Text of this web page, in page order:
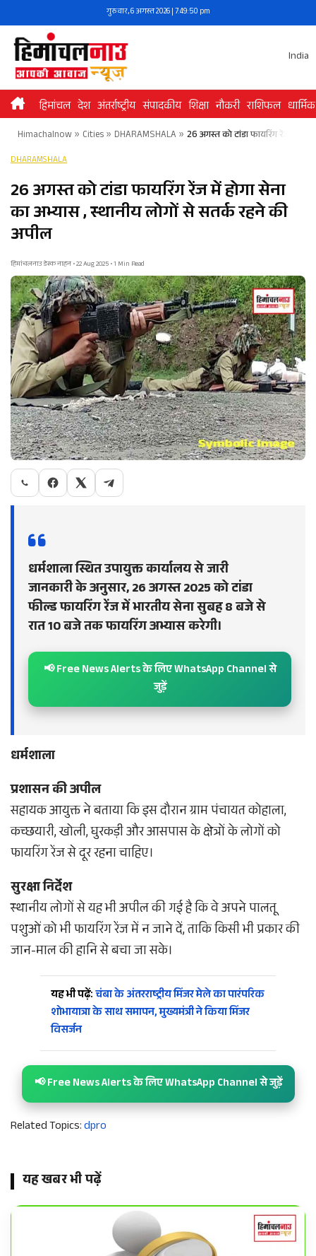
to
content
गुरुवार, 6 अगस्त 2026 | 7:49:50 pm
India
हिमांचल देश अंतर्राष्ट्रीय संपादकीय शिक्षा नौकरी राशिफल धार्मिक
Himachalnow» Cities» DHARAMSHALA » 26 अगस्त को टांडा फायरिंग रेंज में
DHARAMSHALA
26 अगस्त को टांडा फायरिंग रेंज में होगा सेना
का अभ्यास , स्थानीय लोगों से सतर्क रहने की
अपील
हिमांचलनाउ डेस्क नाहन • 22 Aug 2025 • 1 Min Read
धर्मशाला स्थित उपायुक्त कार्यालय से जारी
जानकारी के अनुसार, 26 अगस्त 2025 को टांडा
फील्ड फायरिंग रेंज में भारतीय सेना सुबह 8 बजे से
रात 10 बजे तक फायरिंग अभ्यास करेगी।
📢 Free News Alerts के लिए WhatsApp Channel से
जुड़ें
धर्मशाला
प्रशासन की अपील
सहायक आयुक्त ने बताया कि इस दौरान ग्राम पंचायत कोहाला,
कच्छयारी, खोली, घुरकड़ी और आसपास के क्षेत्रों के लोगों को
फायरिंग रेंज से दूर रहना चाहिए।
सुरक्षा निर्देश
स्थानीय लोगों से यह भी अपील की गई है कि वे अपने पालतू
पशुओं को भी फायरिंग रेंज में न जाने दें, ताकि किसी भी प्रकार की
जान-माल की हानि से बचा जा सके।
यह भी पढ़ें:चंबा के अंतरराष्ट्रीय मिंजर मेले का पारंपरिक
शोभायात्रा के साथ समापन, मुख्यमंत्री ने किया मिंजर
विसर्जन
📢 Free News Alerts के लिए WhatsApp Channel से जुड़ें
Related Topics:dpro
यह खबर भी पढ़ें